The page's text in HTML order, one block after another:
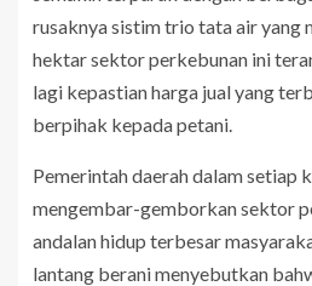
rusaknya sistim trio tata air yang
hektar sektor perkebunan ini
lagi kepastian harga jual yang
berpihak kepada petani.
Pemerintah daerah dalam setiap
mengembar-gemborkan sektor
andalan hidup terbesar
lantang berani menyebutkan